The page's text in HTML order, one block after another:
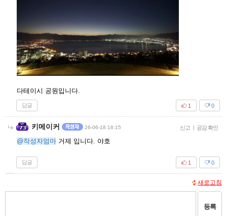
다테이시 공원입니다.
답글 0
1
키메이커 26-06-18 16:15 신고 | 공감 확인
@작성자엄마 거제 입니다. 야호
답글 0
1
새로고침
등록